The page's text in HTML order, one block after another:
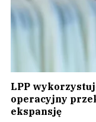
LPP
operacyjny
ekspansję